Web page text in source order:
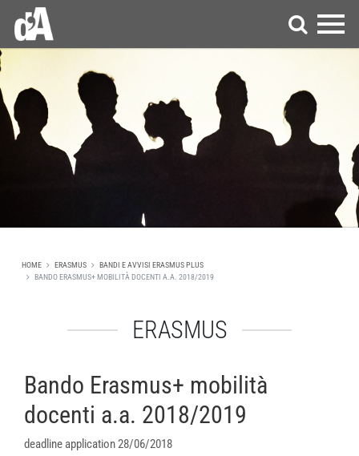
HOME ERASMUS
BANDI E AVVISI ERASMUS PLUS
BANDO ERASMUS+ MOBILITÀ DOCENTI A.A. 2018/2019
ERASMUS
Bando Erasmus+ mobilità
docenti a.a. 2018/2019
deadline application 28/06/2018